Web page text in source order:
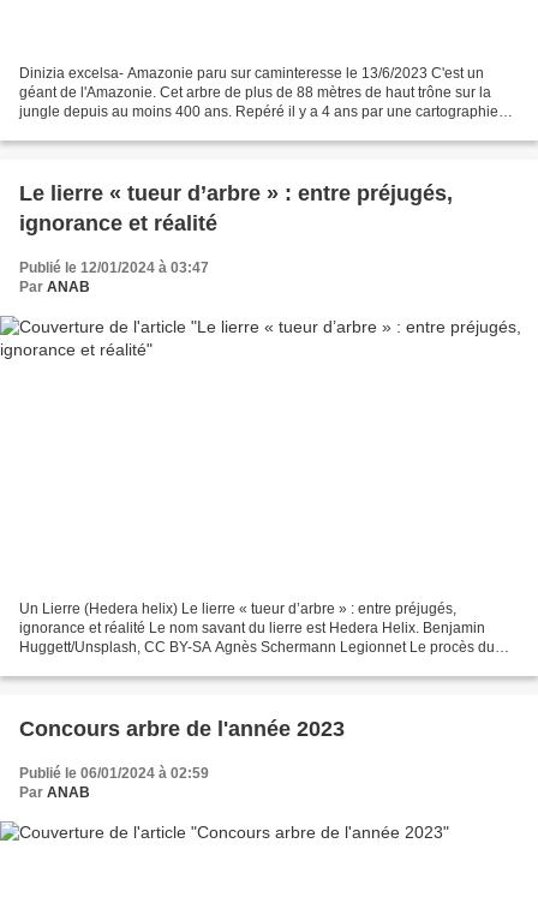
Dinizia excelsa- Amazonie paru sur caminteresse le 13/6/2023 C'est un
géant de l'Amazonie. Cet arbre de plus de 88 mètres de haut trône sur la
jungle depuis au moins 400 ans. Repéré il y a 4 ans par une cartographie
Le lierre « tueur d’arbre » : entre préjugés,
ignorance et réalité
Publié le 12/01/2024 à 03:47
Par ANAB
Un Lierre (Hedera helix) Le lierre « tueur d’arbre » : entre préjugés,
ignorance et réalité Le nom savant du lierre est Hedera Helix. Benjamin
Huggett/Unsplash, CC BY-SA Agnès Schermann Legionnet Le procès du
Concours arbre de l'année 2023
Publié le 06/01/2024 à 02:59
Par ANAB